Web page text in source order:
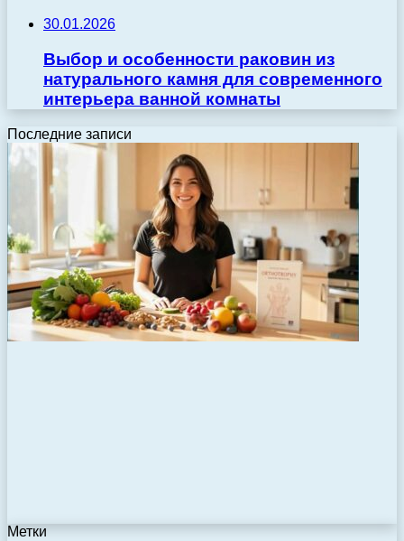
30.01.2026
Выбор и особенности раковин из
натурального камня для современного
интерьера ванной комнаты
Последние записи
Метки